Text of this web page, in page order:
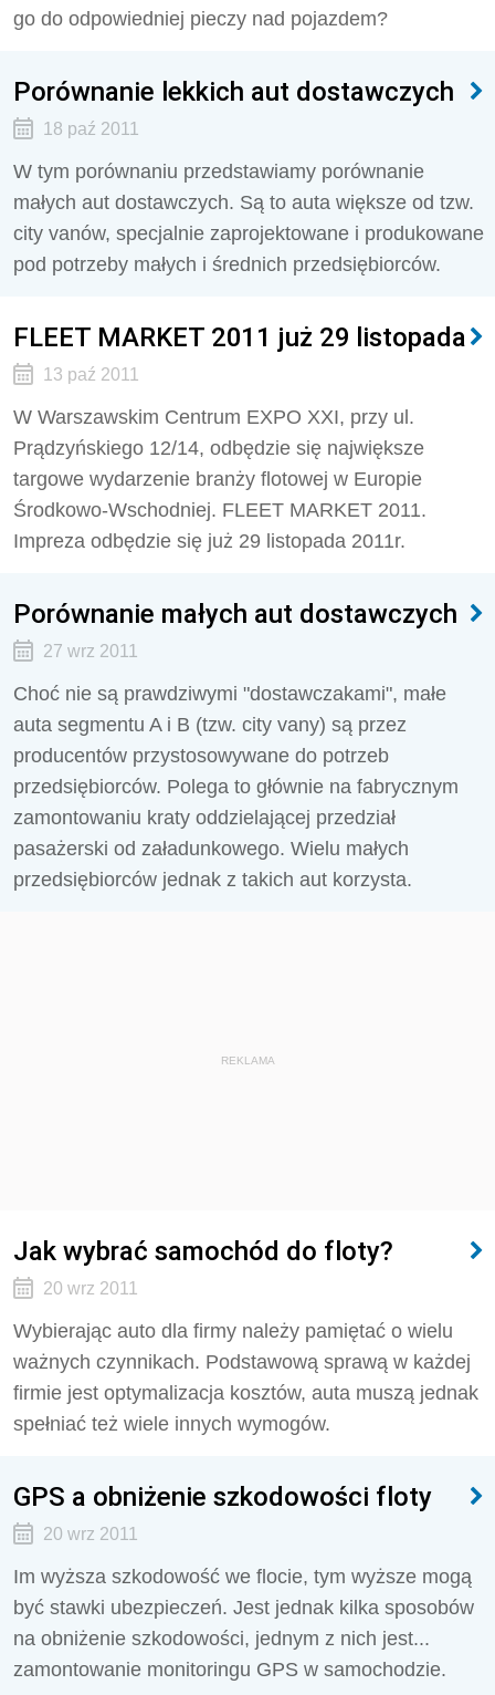
go do odpowiedniej pieczy nad pojazdem?
Porównanie lekkich aut dostawczych
18 paź 2011
W tym porównaniu przedstawiamy porównanie
małych aut dostawczych. Są to auta większe od tzw.
city vanów, specjalnie zaprojektowane i produkowane
pod potrzeby małych i średnich przedsiębiorców.
FLEET MARKET 2011 już 29 listopada
13 paź 2011
W Warszawskim Centrum EXPO XXI, przy ul.
Prądzyńskiego 12/14, odbędzie się największe
targowe wydarzenie branży flotowej w Europie
Środkowo-Wschodniej. FLEET MARKET 2011.
Impreza odbędzie się już 29 listopada 2011r.
Porównanie małych aut dostawczych
27 wrz 2011
Choć nie są prawdziwymi "dostawczakami", małe
auta segmentu A i B (tzw. city vany) są przez
producentów przystosowywane do potrzeb
przedsiębiorców. Polega to głównie na fabrycznym
zamontowaniu kraty oddzielającej przedział
pasażerski od załadunkowego. Wielu małych
przedsiębiorców jednak z takich aut korzysta.
REKLAMA
Jak wybrać samochód do floty?
20 wrz 2011
Wybierając auto dla firmy należy pamiętać o wielu
ważnych czynnikach. Podstawową sprawą w każdej
firmie jest optymalizacja kosztów, auta muszą jednak
spełniać też wiele innych wymogów.
GPS a obniżenie szkodowości floty
20 wrz 2011
Im wyższa szkodowość we flocie, tym wyższe mogą
być stawki ubezpieczeń. Jest jednak kilka sposobów
na obniżenie szkodowości, jednym z nich jest...
zamontowanie monitoringu GPS w samochodzie.